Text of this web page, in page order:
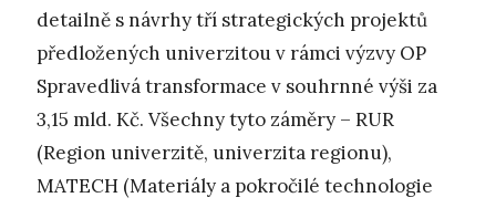
detailně s návrhy tří strategických projektů
předložených univerzitou v rámci výzvy OP
Spravedlivá transformace v souhrnné výši za
3,15 mld. Kč. Všechny tyto záměry – RUR
(Region univerzitě, univerzita regionu),
MATECH (Materiály a pokročilé technologie